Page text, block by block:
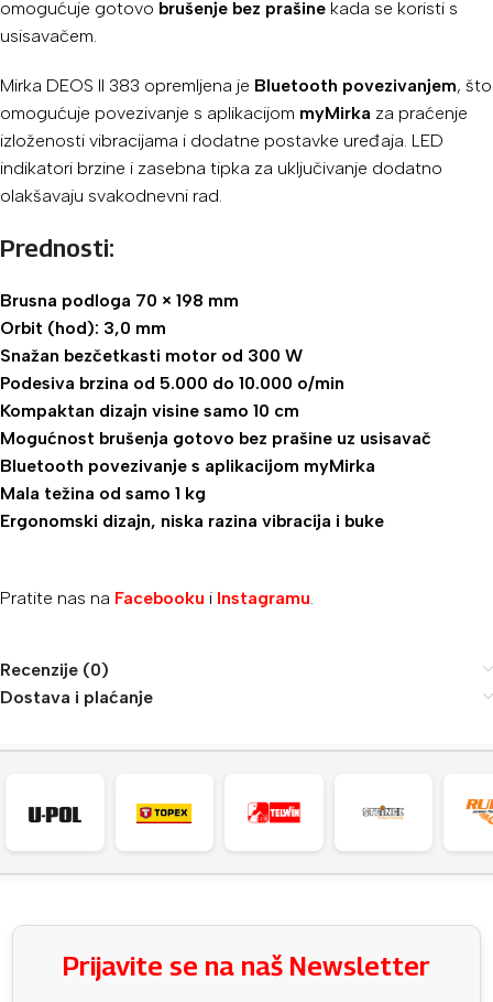
omogućuje gotovo brušenje bez prašine kada se koristi s
usisavačem.
Mirka DEOS II 383 opremljena je Bluetooth povezivanjem, što
omogućuje povezivanje s aplikacijom myMirka za praćenje
izloženosti vibracijama i dodatne postavke uređaja. LED
indikatori brzine i zasebna tipka za uključivanje dodatno
olakšavaju svakodnevni rad.
Prednosti:
Brusna podloga 70 × 198 mm
Orbit (hod): 3,0 mm
Snažan bezčetkasti motor od 300 W
Podesiva brzina od 5.000 do 10.000 o/min
Kompaktan dizajn visine samo 10 cm
Mogućnost brušenja gotovo bez prašine uz usisavač
Bluetooth povezivanje s aplikacijom myMirka
Mala težina od samo 1 kg
Ergonomski dizajn, niska razina vibracija i buke
Pratite nas na Facebooku i Instagramu.
Recenzije (0)
Dostava i plaćanje
Prijavite se na naš Newsletter